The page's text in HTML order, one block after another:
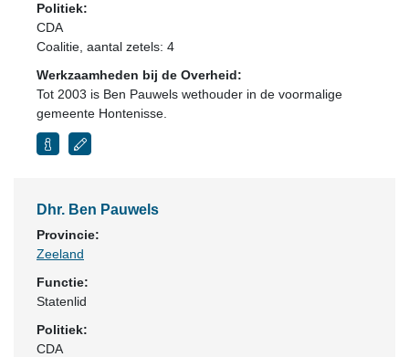
Politiek:
CDA
Coalitie , aantal zetels: 4
Werkzaamheden bij de Overheid:
Tot 2003 is Ben Pauwels wethouder in de voormalige
gemeente Hontenisse.
Dhr. Ben Pauwels
Provincie:
Zeeland
Functie:
Statenlid
Politiek:
CDA